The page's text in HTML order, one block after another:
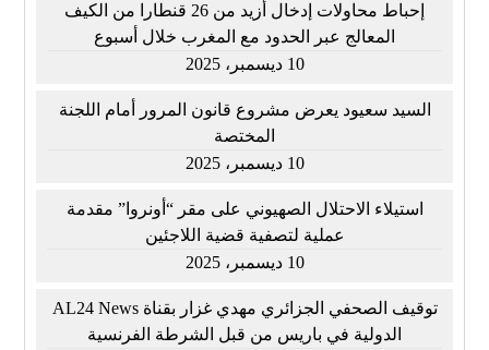
إحباط محاولات إدخال أزيد من 26 قنطارا من الكيف
المعالج عبر الحدود مع المغرب خلال أسبوع
10 ديسمبر، 2025
السيد سعيود يعرض مشروع قانون المرور أمام اللجنة
المختصة
10 ديسمبر، 2025
استيلاء الاحتلال الصهيوني على مقر “أونروا” مقدمة
عملية لتصفية قضية اللاجئين
10 ديسمبر، 2025
توقيف الصحفي الجزائري مهدي غزار بقناة AL24 News
الدولية في باريس من قبل الشرطة الفرنسية